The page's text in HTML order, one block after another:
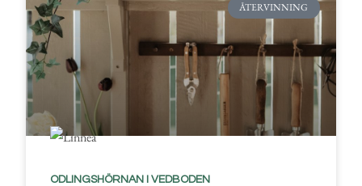
ÅTERVINNING
ODLINGSHÖRNAN I VEDBODEN